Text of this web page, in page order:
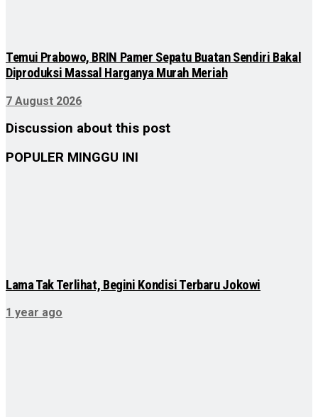
Temui Prabowo, BRIN Pamer Sepatu Buatan Sendiri Bakal
Diproduksi Massal Harganya Murah Meriah
7 August 2026
Discussion about this post
POPULER MINGGU INI
Lama Tak Terlihat, Begini Kondisi Terbaru Jokowi
1 year ago